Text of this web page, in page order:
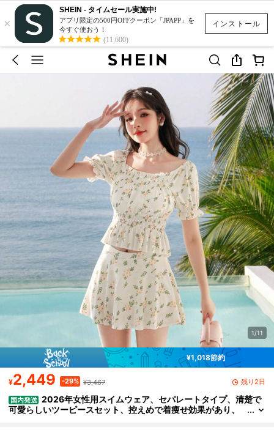
インストール
×
SHEIN - タイムセール実施中!
アプリ限定の500円OFFクーポン「JPAPP」を
今すぐ使おう！
(11,600)
1/11
¥1,018節約
¥2,449 -29% ¥3,467 残り2日
国内発送 2026年女性用スイムウェア、セパレートタイプ、清楚で
可愛らしいツーピースセット、控えめで着痩せ効果があり、